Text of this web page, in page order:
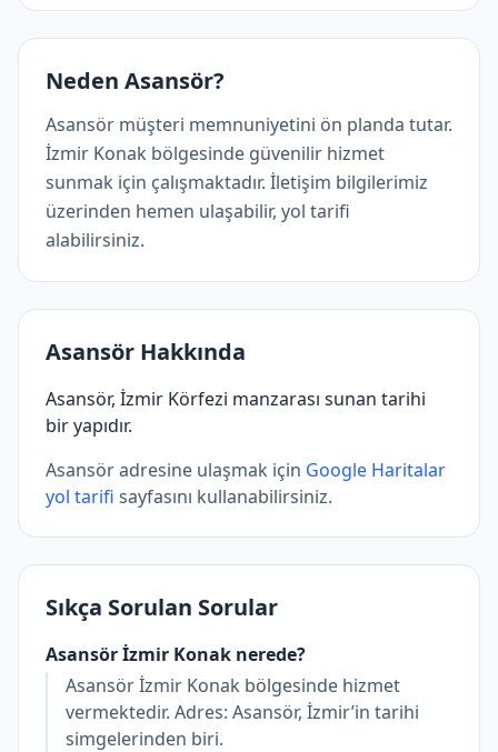
Neden Asansör?
Asansör müşteri memnuniyetini ön planda tutar.
İzmir Konak bölgesinde güvenilir hizmet
sunmak için çalışmaktadır. İletişim bilgilerimiz
üzerinden hemen ulaşabilir, yol tarifi
alabilirsiniz.
Asansör Hakkında
Asansör, İzmir Körfezi manzarası sunan tarihi
bir yapıdır.
Asansör adresine ulaşmak için Google Haritalar
yol tarifi sayfasını kullanabilirsiniz.
Sıkça Sorulan Sorular
Asansör İzmir Konak nerede?
Asansör İzmir Konak bölgesinde hizmet
vermektedir. Adres: Asansör, İzmir’in tarihi
simgelerinden biri.